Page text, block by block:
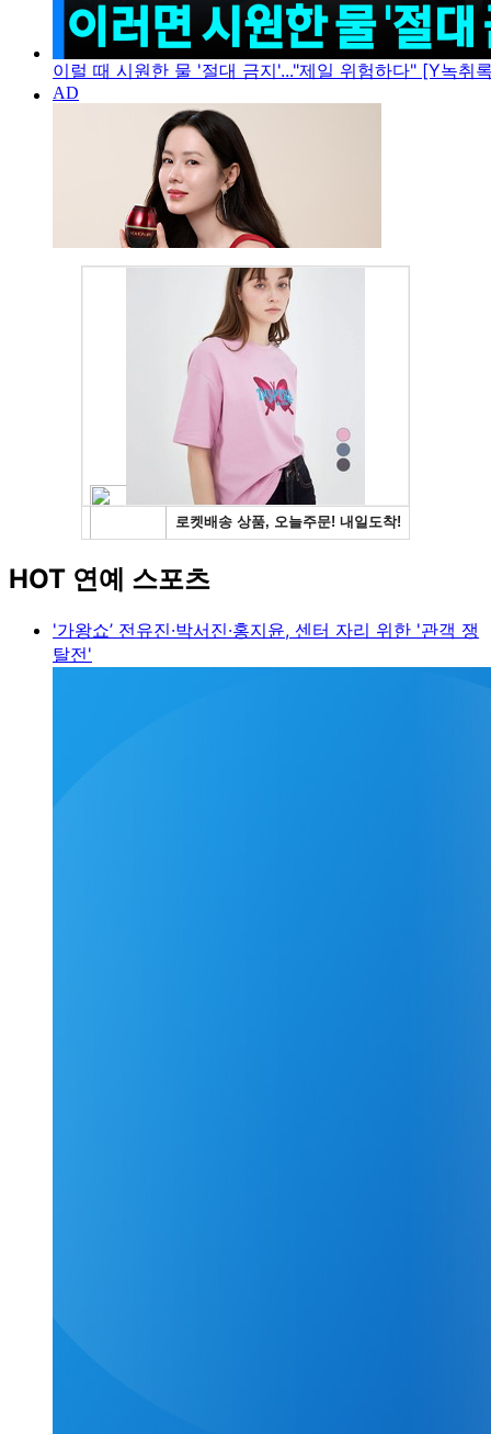
이럴 때 시원한 물 '절대 금지'..."제일 위험하다" [Y녹취
HOT 연예 스포츠
'가왕쇼’ 전유진·박서진·홍지윤, 센터 자리 위한 '관객 쟁
탈전'